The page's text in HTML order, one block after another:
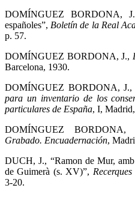
DOMÍNGUEZ BORDONA,
españoles”, Boletín de la Real
p. 57.
DOMÍNGUEZ BORDONA, J.,
Barcelona, 1930.
DOMÍNGUEZ BORDONA, J.,
para un inventario de los
particulares de España, I,
DOMÍNGUEZ
Grabado. Encuadernación,
DUCH, J., “Ramon de Mur,
de Guimerà (s. XV)”,
3-20.